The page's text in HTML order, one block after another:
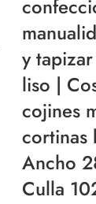
y
liso |
cojines
cortinas
Ancho
Culla